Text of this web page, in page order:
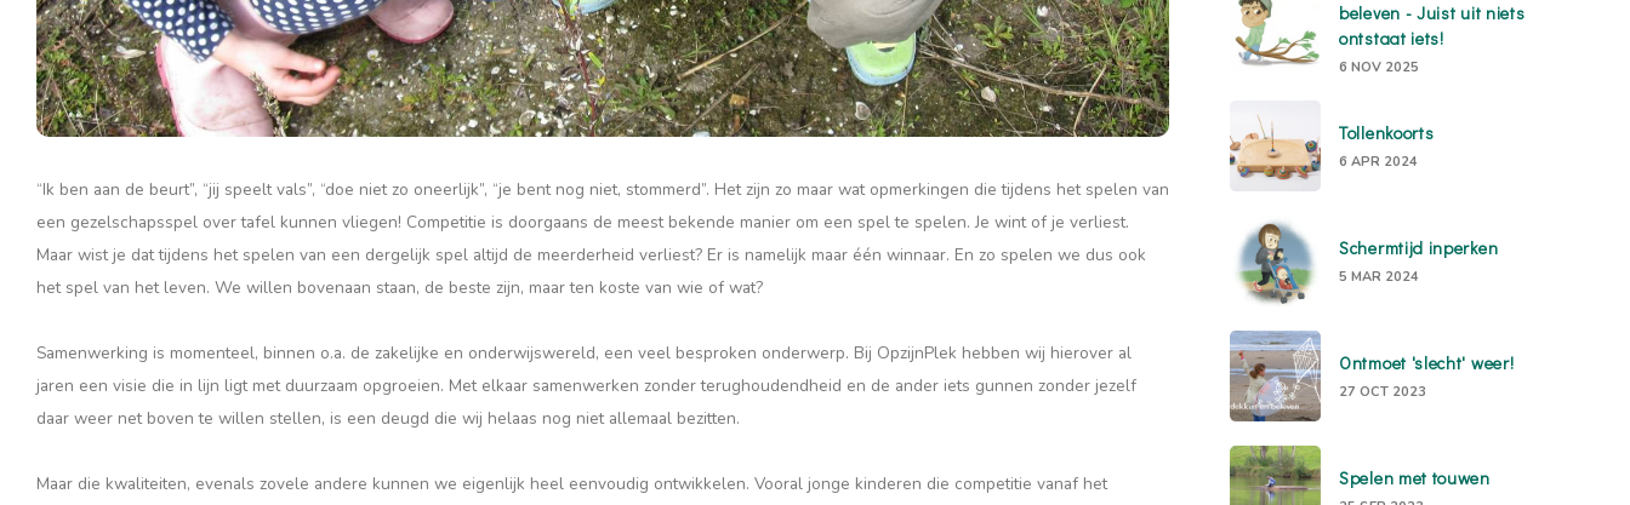
“Ik ben aan de beurt”, “jij speelt vals”, “doe niet zo oneerlijk”, “je bent nog niet, stommerd”. Het zijn zo maar wat opmerkingen die tijdens het spelen van
een gezelschapsspel over tafel kunnen vliegen! Competitie is doorgaans de meest bekende manier om een spel te spelen. Je wint of je verliest.
Maar wist je dat tijdens het spelen van een dergelijk spel altijd de meerderheid verliest? Er is namelijk maar één winnaar. En zo spelen we dus ook
het spel van het leven. We willen bovenaan staan, de beste zijn, maar ten koste van wie of wat?
Samenwerking is momenteel, binnen o.a. de zakelijke en onderwijswereld, een veel besproken onderwerp. Bij OpzijnPlek hebben wij hierover al
jaren een visie die in lijn ligt met duurzaam opgroeien. Met elkaar samenwerken zonder terughoudendheid en de ander iets gunnen zonder jezelf
daar weer net boven te willen stellen, is een deugd die wij helaas nog niet allemaal bezitten.
Maar die kwaliteiten, evenals zovele andere kunnen we eigenlijk heel eenvoudig ontwikkelen. Vooral jonge kinderen die competitie vanaf het
beleven - Juist uit niets
ontstaat iets!
6 NOV 2025
Tollenkoorts
6 APR 2024
Schermtijd inperken
5 MAR 2024
Ontmoet 'slecht' weer!
27 OCT 2023
Spelen met touwen